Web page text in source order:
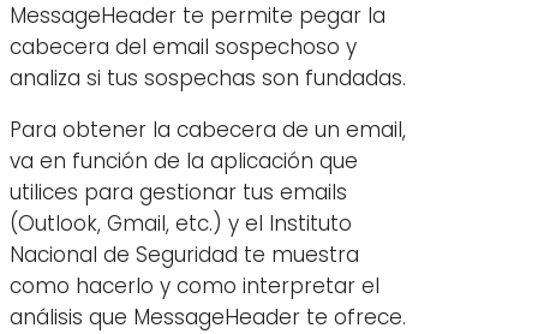
MessageHeader te permite pegar la
cabecera del email sospechoso y
analiza si tus sospechas son fundadas.
Para obtener la cabecera de un email,
va en función de la aplicación que
utilices para gestionar tus emails
(Outlook, Gmail, etc.) y el Instituto
Nacional de Seguridad te muestra
como hacerlo y como interpretar el
análisis que MessageHeader te ofrece.